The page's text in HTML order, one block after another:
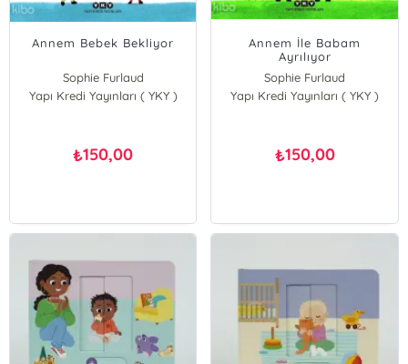
Annem Bebek Bekliyor
Sophie Furlaud
Yapı Kredi Yayınları ( YKY )
₺150,00
Annem İle Babam
Ayrılıyor
Sophie Furlaud
Yapı Kredi Yayınları ( YKY )
₺150,00